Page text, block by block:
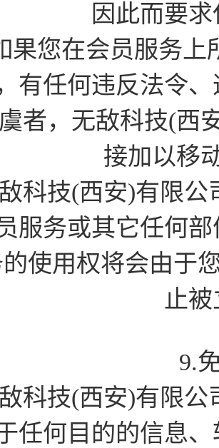
因此而要
果您在会员服务
有任何违反法令
者，无敌科技(西
接加以移
技(西安)有限公
服务或其它任何
使用权将会由于
止
9.
技(西安)有限公
任何目的的信息